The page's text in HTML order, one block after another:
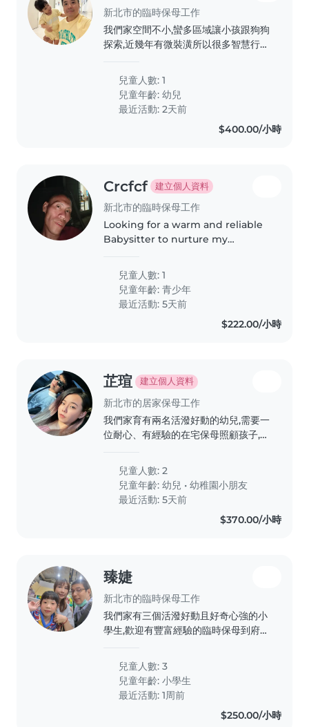
新北市的臨時保母工作
我們家空間不小,蠻多區域讓小孩跟狗狗
探索,近幾年有微裝潢所以很多智慧行的
除了玩具以外很極簡舒服
兒童人數: 1
兒童年齡:幼兒
最近活動: 2天前
$400.00/小時
Crcfcf 建立個人資料
新北市的臨時保母工作
Looking for a warm and reliable
Babysitter to nurture my
who loves exploring new things
兒童人數: 1
兒童年齡:青少年
最近活動: 5天前
$222.00/小時
芷瑄 建立個人資料
新北市的居家保母工作
我們家育有兩名活潑好動的幼兒,需要一
位耐心、有經驗的在宅保母照顧孩子,且
關經驗的夥伴與我聯繫安排面談。
兒童人數: 2
兒童年齡:幼兒 •幼稚園小朋友
最近活動: 5天前
$370.00/小時
臻婕
新北市的臨時保母工作
我們家有三個活潑好動且好奇心強的小
學生,歡迎有豐富經驗的臨時保母到府照
飯比較不聽話要盯寧她
兒童人數: 3
兒童年齡:小學生
最近活動: 1周前
$250.00/小時